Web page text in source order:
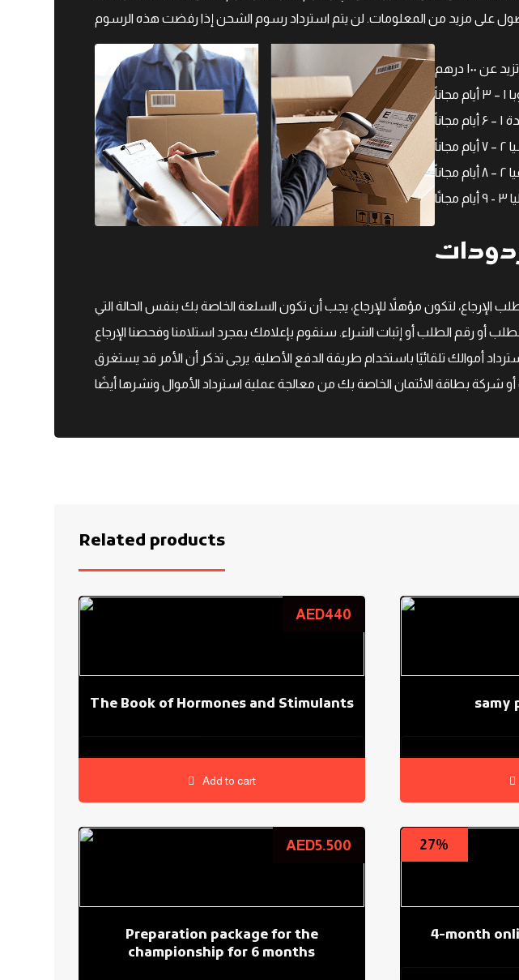
۱۰۰ درهم
مجاناً
مجاناً
بعد استلام السلعة الخاصة بك لطلب الإرجاع، لتكون مؤهلاً للإرجاع، يجب أن تكون السلعة الخاصة بك بنفس الحالة التي
أو رقم الطلب أو إثبات الشراء. سنقوم بإعلامك بمجرد استلامنا وفحصنا الإرجاع
أموالك تلقائيًا باستخدام طريقة الدفع الأصلية. يرجى تذكر أن الأمر قد يستغرق
Related products
The Book of Hormones and Stimulants
AED440
Add to cart
samy
Preparation package for the
championship for 6 months
AED5.500 27%
4-month